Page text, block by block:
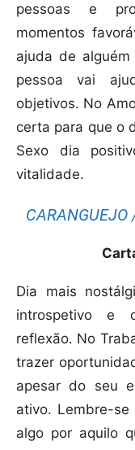
pessoas e
momentos
ajuda de
pessoa vai
objetivos. No
certa para que o
Sexo dia
vitalidade.
Dia mais
introspetivo e
reflexão. No
trazer
apesar do seu
ativo. Lembre-
algo por aquilo